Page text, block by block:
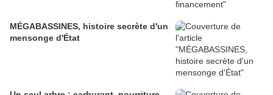
MÉGABASSINES, histoire secrète d'un
mensonge d'État